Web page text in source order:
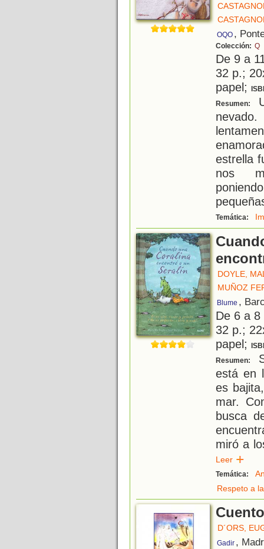
OQO ,
Colección: Q
De 9 a
32 p.;
papel;
Resumen:
estrella
nos
Temática:
DOYLE,
MUÑOZ
Blume ,
De 6 a
32 p.;
papel;
Resumen:
está en
es
mar.
busca
miró a
Leer
Temática:
Respeto a
D´ORS,
Gadir ,